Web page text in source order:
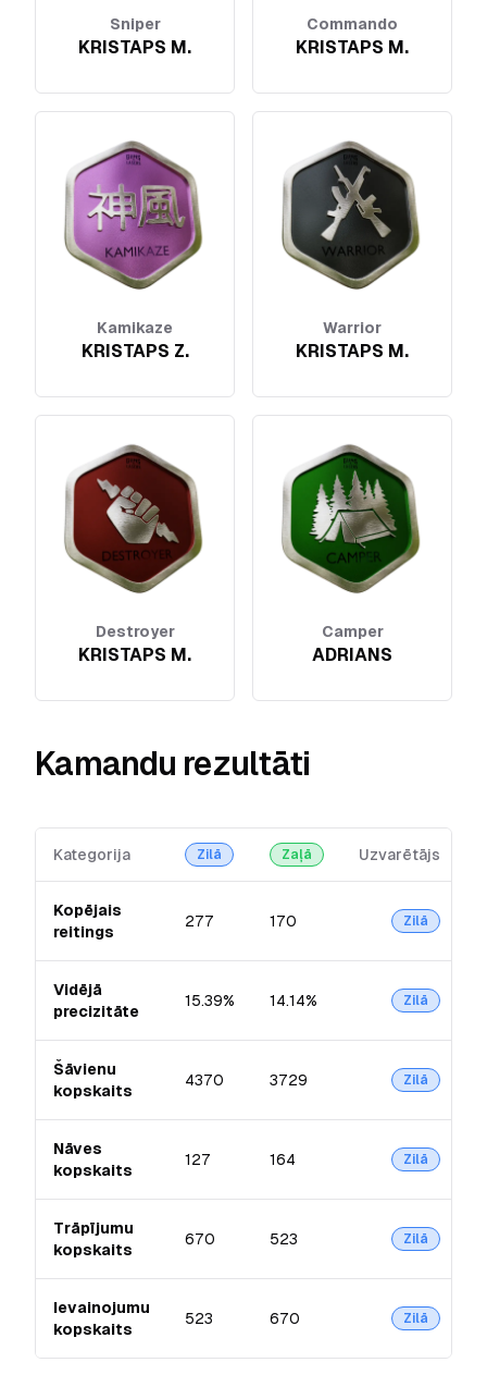
Sniper
KRISTAPS M.
Commando
KRISTAPS M.
Kamikaze
KRISTAPS Z.
Warrior
KRISTAPS M.
Destroyer
KRISTAPS M.
Camper
ADRIANS
Kamandu rezultāti
Kategorija Zilā Zaļā Uzvarētājs
Kopējais
reitings
277 170 Zilā
Vidējā
precizitāte
15.39% 14.14% Zilā
Šāvienu
kopskaits
4370 3729 Zilā
Nāves
kopskaits
127 164 Zilā
Trāpījumu
kopskaits
670 523 Zilā
Ievainojumu
kopskaits
523 670 Zilā